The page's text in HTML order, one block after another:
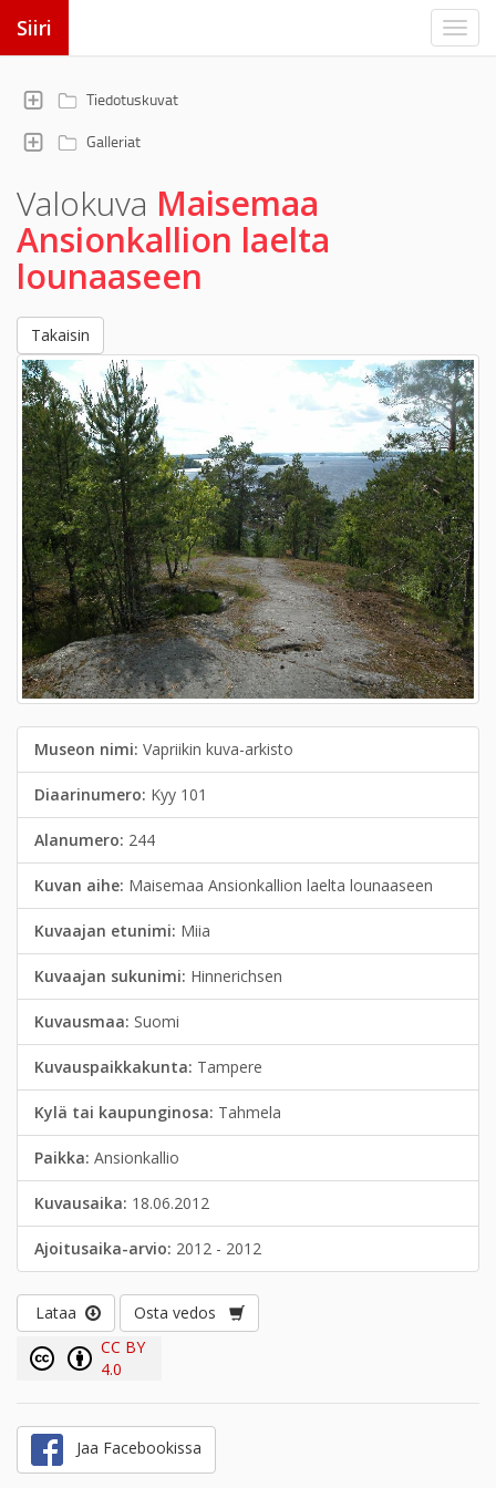
Siiri
Tiedotuskuvat
Galleriat
Valokuva Maisemaa
Ansionkallion laelta
lounaaseen
Takaisin
Museon nimi: Vapriikin kuva-arkisto
Diaarinumero: Kyy 101
Alanumero: 244
Kuvan aihe: Maisemaa Ansionkallion laelta lounaaseen
Kuvaajan etunimi: Miia
Kuvaajan sukunimi: Hinnerichsen
Kuvausmaa: Suomi
Kuvauspaikkakunta: Tampere
Kylä tai kaupunginosa: Tahmela
Paikka: Ansionkallio
Kuvausaika: 18.06.2012
Ajoitusaika-arvio: 2012 - 2012
Lataa
Osta vedos
CC BY
4.0
Jaa Facebookissa